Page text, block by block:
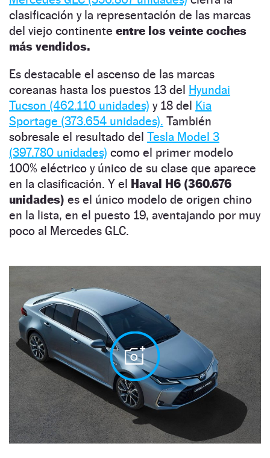
clasificación y la representación de las marcas
del viejo continente entre los veinte coches
más vendidos.
Es destacable el ascenso de las marcas
coreanas hasta los puestos 13 del Hyundai
Tucson (462.110 unidades) y 18 del Kia
Sportage (373.654 unidades). También
sobresale el resultado del Tesla Model 3
(397.780 unidades) como el primer modelo
100% eléctrico y único de su clase que aparece
en la clasificación. Y el Haval H6 (360.676
unidades) es el único modelo de origen chino
en la lista, en el puesto 19, aventajando por muy
poco al Mercedes GLC.